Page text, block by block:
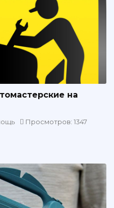
на
Просмотров: 1347